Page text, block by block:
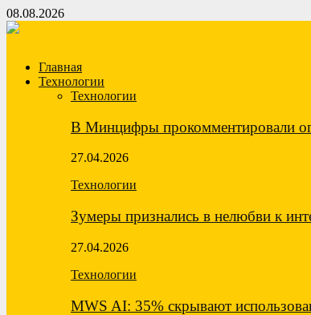
08.08.2026
Главная
Технологии
Технологии
В Минцифры прокомментировали
27.04.2026
Технологии
Зумеры признались в нелюбви к
27.04.2026
Технологии
MWS AI: 35% скрывают